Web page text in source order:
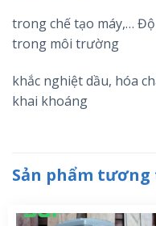
trong chế tạo máy,…
trong môi trường
khắc nghiệt dầu, hóa
khai khoáng
Sản phẩm